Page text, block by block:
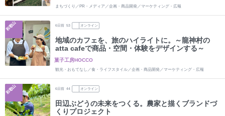
まちづくり／PR・メディア／企画・商品開発／マーケティング・広報
和歌山 6 日前 53 オンライン
地域のカフェを、旅のハイライトに。～龍神村の
atta cafeで商品・空間・体験をデザインする～
菓子工房HOCCO
観光・おもてなし／食・ライフスタイル／企画・商品開発／マーケティング・広報
和歌山 6 日前 44 オンライン
田辺ぶどうの未来をつくる。農家と描くブランドづ
くりプロジェクト